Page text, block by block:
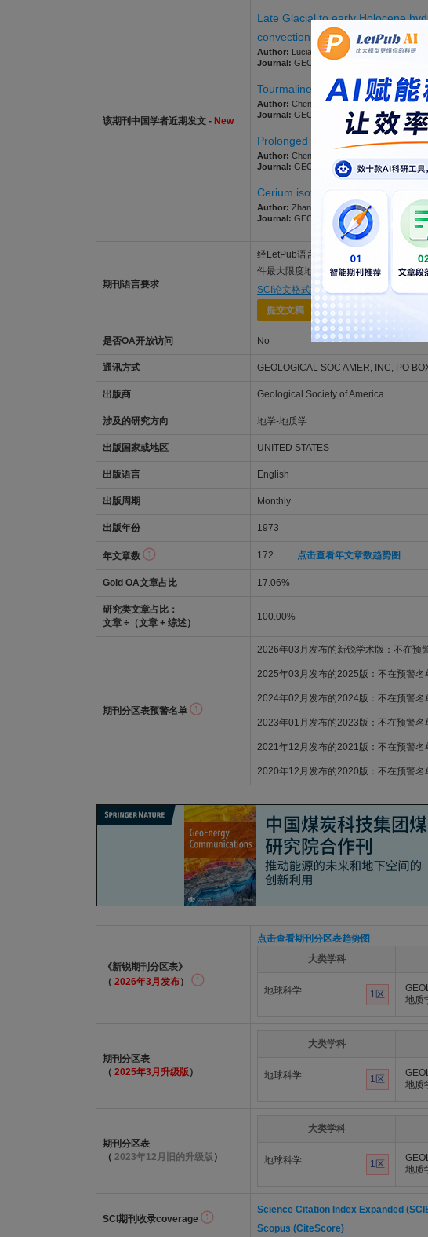
该期刊中国学者近期发文 - New
Late Glacial to early Holocene
convection
Author: Lucia, Giuseppe; Zanchettin,
Journal: GEOLOGY. 2026; Vol. 54, Issue 6,
Tourmaline fault mirrors record
Author: Cheng, Lining; Chen, Jianye; Zhou,
Journal: GEOLOGY. 2026; Vol. 54, Issue
Prolonged storage of
Author: Chen, Hou-Bin; Ji, Wei-Qiang;
Journal: GEOLOGY. 2026; Vol. 54, Issue 6,
Cerium isotope evidence for
Author: Zhang, Feifei; Chen, Sihui; Lin, Yi-
Journal: GEOLOGY. 2026; Vol. 54, Issue
期刊语言要求
经LetPub语言功底雄厚的美籍native
件最大限度地被GEOLOGY编辑和审稿
SCI论文格式排版
专业学术制图等）帮
提交文稿
是否OA开放访问 No
通讯方式 GEOLOGICAL SOC AMER, INC, PO
出版商 Geological Society of America
涉及的研究方向 地学-地质学
出版国家或地区 UNITED STATES
出版语言 English
出版周期 Monthly
出版年份 1973
年文章数 172 点击查看年文章数趋势图
Gold OA文章占比 17.06%
研究类文章占比：
文章 ÷（文章 + 综述）
100.00%
期刊分区表预警名单
2026年03月发布的新锐学术版：不在预
2025年03月发布的2025版：不在预警名
2024年02月发布的2024版：不在预警名
2023年01月发布的2023版：不在预警名
2021年12月发布的2021版：不在预警名
2020年12月发布的2020版：不在预警名
《新锐期刊分区表》
（ 2026年3月发布）
点击查看期刊分区表趋势图
大类学科
地球科学 1区
地质
期刊分区表
（ 2025年3月升级版 ）
大类学科
地球科学 1区
地质
期刊分区表
（ 2023年12月旧的升级版 ）
大类学科
地球科学 1区
地质
SCI期刊收录coverage
Science Citation Index Expanded
Scopus (CiteScore)